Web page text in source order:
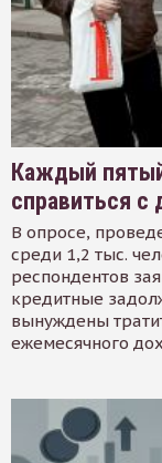
Каждый
справиться с
В опросе,
среди 1,2 тыс.
респондентов
кредитные
вынуждены
ежемесячного